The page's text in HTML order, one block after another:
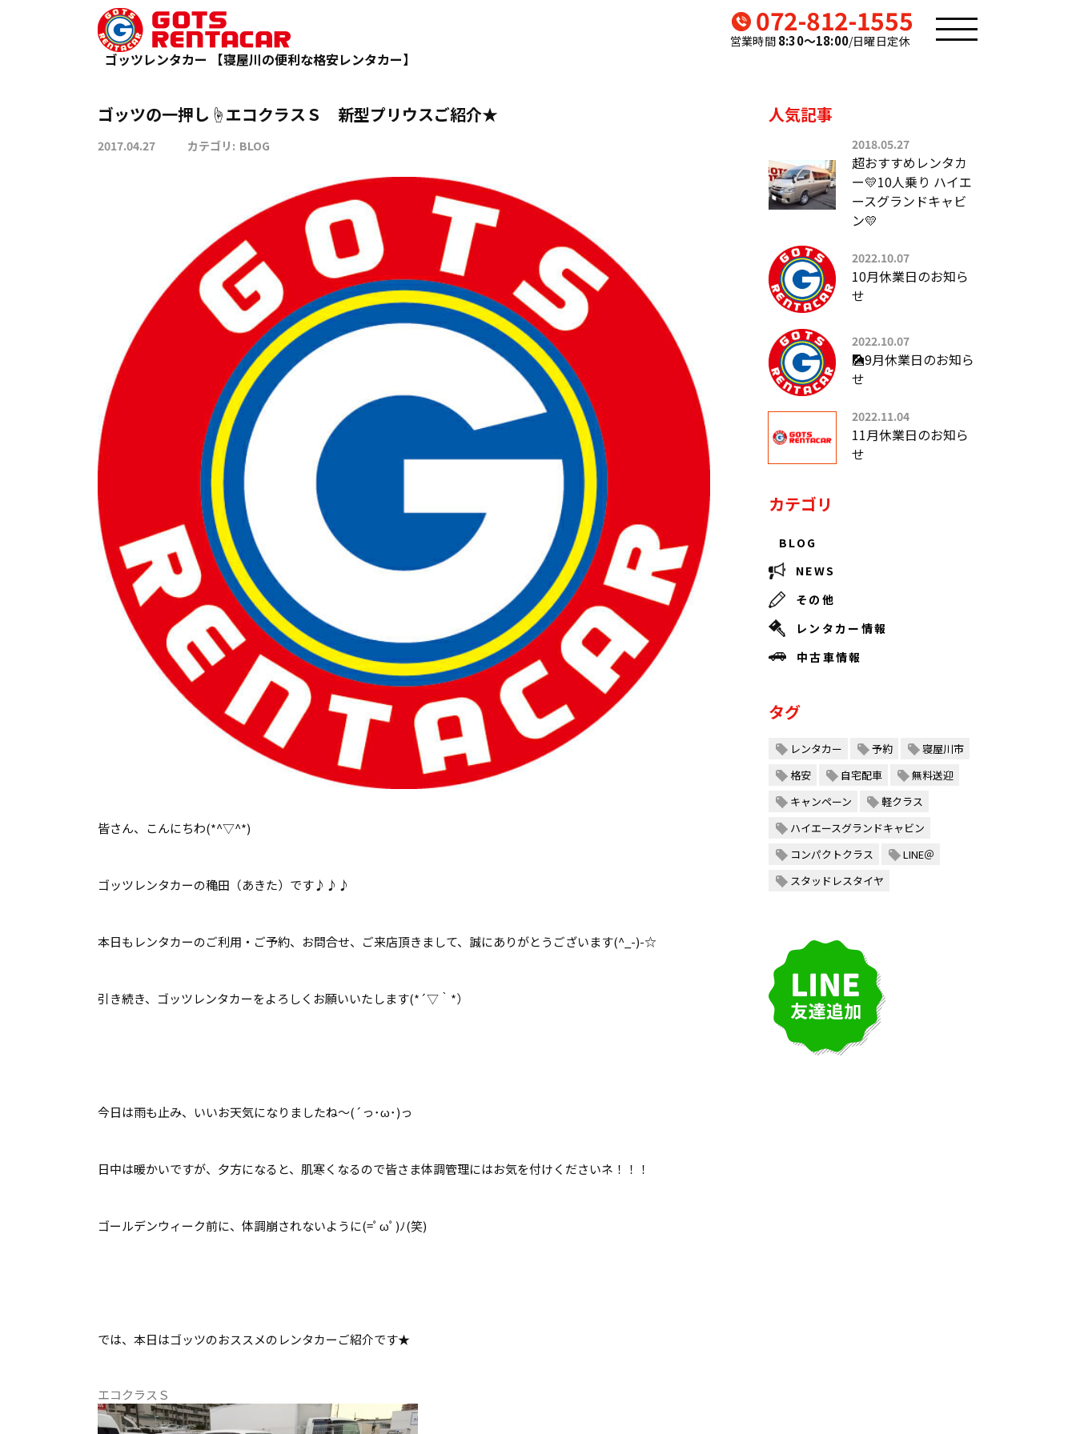
ゴッツレンタカー 【寝屋川の便利な格安レンタカー】
072-812-1555
営業時間 8:30〜18:00/日曜日定休
TOP BLOG ゴッツの一押し☝エコクラスＳ 新型プリウスご紹介★
ゴッツの一押し☝エコクラスＳ 新型プリウスご紹介★
2017.04.27 カテゴリ: BLOG
皆さん、こんにちわ(*^▽^*)
ゴッツレンタカーの穐田（あきた）です♪♪♪
本日もレンタカーのご利用・ご予約、お問合せ、ご来店頂きまして、誠にありがとうございます(^_-)-☆
引き続き、ゴッツレンタカーをよろしくお願いいたします(*´▽｀*）
今日は雨も止み、いいお天気になりましたね～(´っ･ω･)っ
日中は暖かいですが、夕方になると、肌寒くなるので皆さま体調管理にはお気を付けくださいネ！！！
ゴールデンウィーク前に、体調崩されないように(=ﾟωﾟ)ﾉ(笑)
では、本日はゴッツのおススメのレンタカーご紹介です★
エコクラスＳ
人気記事
2018.05.27
超おすすめレンタカ
ー💛10人乗り ハイエ
ースグランドキャビ
ン💛
2022.10.07
10月休業日のお知ら
せ
2022.10.07
🎑9月休業日のお知ら
せ
2022.11.04
11月休業日のお知ら
せ
カテゴリ
BLOG
NEWS
その他
レンタカー情報
中古車情報
タグ
レンタカー 予約
寝屋川市
格安
自宅配車
無料送迎
キャンペーン
軽クラス
ハイエースグランドキャビン
コンパクトクラス
LINE＠
スタッドレスタイヤ